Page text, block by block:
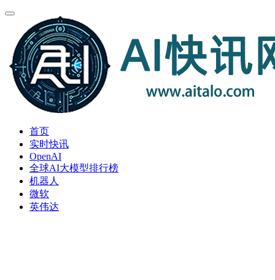
首页
实时快讯
OpenAI
全球AI大模型排行榜
机器人
微软
英伟达